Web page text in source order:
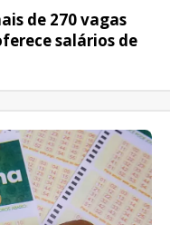
de 270 vagas
salários de